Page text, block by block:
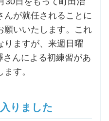
んが就任されることに
願いいたします。これ
りますが、来週日曜
んによる初練習があ
す。
りました